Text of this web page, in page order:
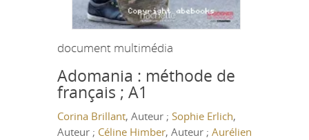
document multimédia
Adomania : méthode de
français ; A1
Corina Brillant, Auteur ; Sophie Erlich,
Auteur ; Céline Himber, Auteur ; Aurélien